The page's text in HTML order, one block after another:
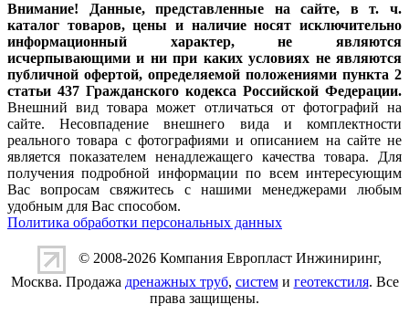
Внимание! Данные, представленные на сайте, в т. ч.
каталог товаров, цены и наличие носят исключительно
информационный характер, не являются
исчерпывающими и ни при каких условиях не являются
публичной офертой, определяемой положениями пункта 2
статьи 437 Гражданского кодекса Российской Федерации.
Внешний вид товара может отличаться от фотографий на
сайте. Несовпадение внешнего вида и комплектности
реального товара с фотографиями и описанием на сайте не
является показателем ненадлежащего качества товара. Для
получения подробной информации по всем интересующим
Вас вопросам свяжитесь с нашими менеджерами любым
удобным для Вас способом.
Политика обработки персональных данных
© 2008-2026 Компания Европласт Инжиниринг,
Москва. Продажа дренажных труб, системи геотекстиля. Все
права защищены.